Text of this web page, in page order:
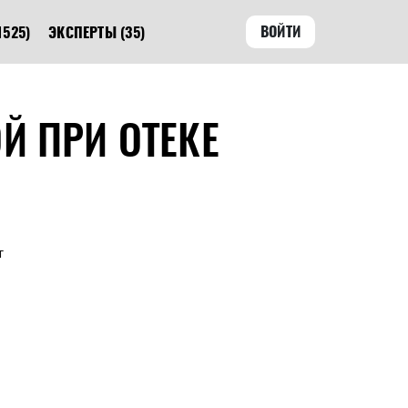
ЭКСПЕРТЫ (35) ВОЙТИ
ПРИ ОТЕКЕ